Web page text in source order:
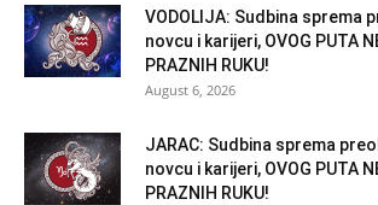
VODOLIJA: Sudbina sprema
novcu i karijeri, OVOG PUTA
PRAZNIH RUKU!
August 6, 2026
JARAC: Sudbina sprema
novcu i karijeri, OVOG PUTA
PRAZNIH RUKU!